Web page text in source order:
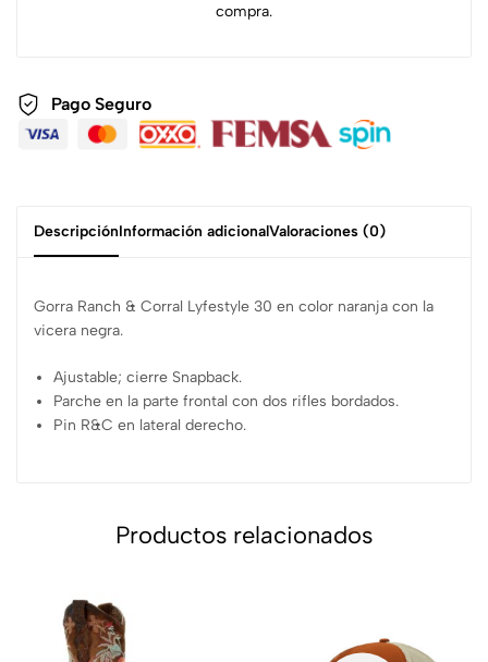
compra.
Pago Seguro
DescripciónInformación adicionalValoraciones (0)
Gorra Ranch & Corral Lyfestyle 30 en color naranja con la
vicera negra.
Ajustable; cierre Snapback.
Parche en la parte frontal con dos rifles bordados.
Pin R&C en lateral derecho.
Productos relacionados